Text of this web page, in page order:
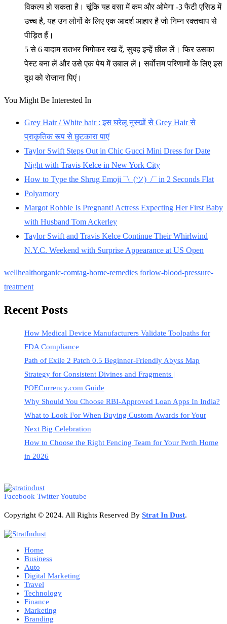
विकल्प हो सकता है। चूंकि यह वसा में कम और ओमेगा -3 फैटी एसिड में
उच्च है, यह उन लोगों के लिए एक आदर्श आहार है जो निम्न रक्तचाप से
पीड़ित हैं।
5 से 6 बादाम रातभर भिगोकर रख दें, सुबह इन्हें छील लें। फिर उसका
पेस्ट बना लें और उसे एक पेय में उबाल लें। सर्वोत्तम परिणामों के लिए इस
दूध को रोजाना पिएं।
You Might Be Interested In
Grey Hair / White hair : इस घरेलू नुस्खों से Grey Hair से
प्राकृतिक रूप से छुटकारा पाएं
Taylor Swift Steps Out in Chic Gucci Mini Dress for Date
Night with Travis Kelce in New York City
How to Type the Shrug Emoji ¯\_(ツ)_/¯ in 2 Seconds Flat
Polyamory
Margot Robbie Is Pregnant! Actress Expecting Her First Baby
with Husband Tom Ackerley
Taylor Swift and Travis Kelce Continue Their Whirlwind
N.Y.C. Weekend with Surprise Appearance at US Open
wellhealthorganic-comtag-home-remedies forlow-blood-pressure-
treatment
Recent Posts
How Medical Device Manufacturers Validate Toolpaths for
FDA Compliance
Path of Exile 2 Patch 0.5 Beginner-Friendly Abyss Map
Strategy for Consistent Divines and Fragments |
POECurrency.com Guide
Why Should You Choose RBI-Approved Loan Apps In India?
What to Look For When Buying Custom Awards for Your
Next Big Celebration
How to Choose the Right Fencing Team for Your Perth Home
in 2026
Facebook TwitterYoutube
Copyright © 2024. All Rights Reserved By Strat In Dust.
Home
Business
Auto
Digital Marketing
Travel
Technology
Finance
Marketing
Branding